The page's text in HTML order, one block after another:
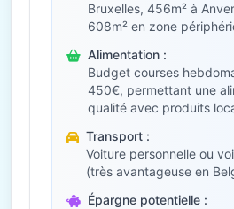
Bruxelles, 456m² à
608m² en zone
Alimentation :
Budget courses
450€, permettant une
qualité avec produits
Transport :
Voiture personnelle ou
(très avantageuse en
Épargne potentielle :